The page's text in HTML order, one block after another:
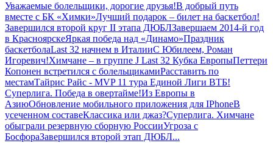
Уважаемые болельщики, дорогие друзья!В добрый путь
вместе с БК «Химки»Лучший подарок – билет на баскетбол!
Завершился второй круг II этапа ДЮБЛЗавершаем 2014-й год
в КрасноярскеЯркая победа над «Динамо»Праздник
баскетболаLast 32 начнем в ИталииС Юбилеем, Роман
Игоревич!Химчане – в группе J Last 32 Кубка ЕвропыПеттери
Копонен встретился с болельщикамиРасставить по
местамТайрис Райс - MVP 11 тура Единой Лиги ВТБ!
Суперлига. Победа в овертайме!Из Европы в
АзиюОбновление мобильного приложения для IPhoneВ
усеченном составеКлассика или джаз?Суперлига. Химчане
обыграли резервную сборную РоссииУгроза с
БосфораЗавершился второй этап ДЮБЛ...